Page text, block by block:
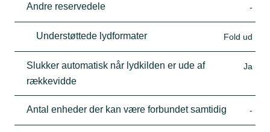
Andre reservedele -
Understøttede lydformater Fold ud
Slukker automatisk når lydkilden er ude af
rækkevidde
Ja
Antal enheder der kan være forbundet samtidig -